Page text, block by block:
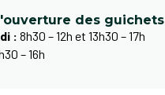
des guichets
: 8h30 – 12h et 13h30 – 17h
– 16h